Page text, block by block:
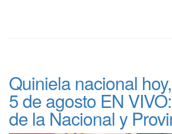
Quiniela nacional
5 de agosto EN
de la Nacional y